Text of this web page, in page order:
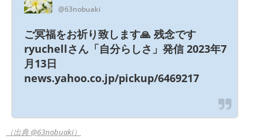
@63nobuaki
ご冥福をお祈り致します🙏 残念です
ryuchellさん「自分らしさ」発信 2023年7
月13日
news.yahoo.co.jp/pickup/6469217
（出典 @63nobuaki）